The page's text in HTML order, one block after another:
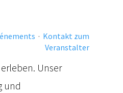
· Kontakt zum
Veranstalter
Unser
und